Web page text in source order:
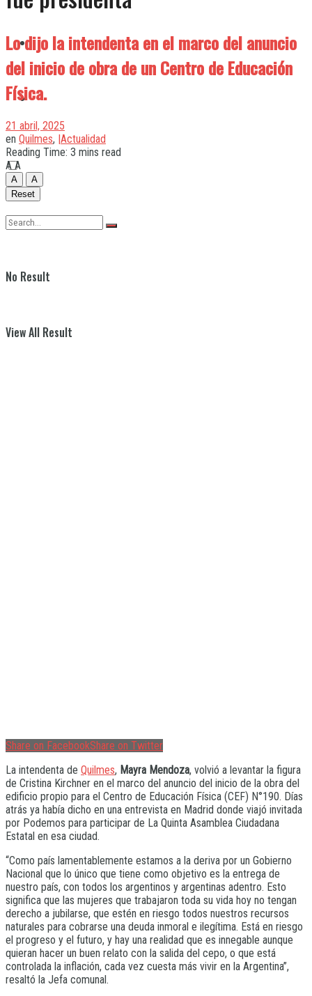
Quilmes
Varela
No Result
View All Result
Lo dijo la intendenta en el marco del anuncio
del inicio de obra de un Centro de Educación
Física.
21 abril, 2025
en Quilmes, |Actualidad
Reading Time: 3 mins read
A A
A
A
Reset
Share on FacebookShare on Twitter
La intendenta de Quilmes, Mayra Mendoza, volvió a levantar la figura
de Cristina Kirchner en el marco del anuncio del inicio de la obra del
edificio propio para el Centro de Educación Física (CEF) N°190. Días
atrás ya había dicho en una entrevista en Madrid donde viajó invitada
por Podemos para participar de La Quinta Asamblea Ciudadana
Estatal en esa ciudad.
“Como país lamentablemente estamos a la deriva por un Gobierno
Nacional que lo único que tiene como objetivo es la entrega de
nuestro país, con todos los argentinos y argentinas adentro. Esto
significa que las mujeres que trabajaron toda su vida hoy no tengan
derecho a jubilarse, que estén en riesgo todos nuestros recursos
naturales para cobrarse una deuda inmoral e ilegítima. Está en riesgo
el progreso y el futuro, y hay una realidad que es innegable aunque
quieran hacer un buen relato con la salida del cepo, o que está
controlada la inflación, cada vez cuesta más vivir en la Argentina”,
resaltó la Jefa comunal.